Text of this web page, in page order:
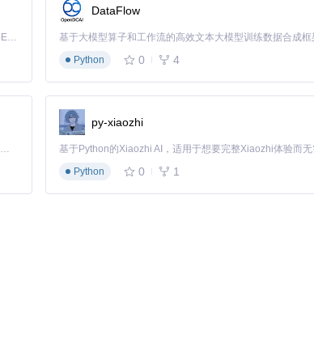
Kimi K3 是Kimi能力最强的模型：这是一个拥有 2.8 万亿参数的混合专家（MoE）模型，具备原生视觉理解能力，并支持 100 万 token 的上下文窗口。
DataFlow
基于大模型算子和工作流的高效文本大模型训练数据合成框
Python
0 4
「源启盛夏」暑期校园开发者成长计划旨在激活校园开源力量，通过积分激励、认证扶持、资源倾斜等形式，引导高校组织和开发者完成「入驻 — 建项目 — 做贡献 — 获认证 — 得资源」的完整闭环。无论你是想带领社团入驻平台的组织者，还是希望用代码贡献证明自己的开发者，都能在这里找到属于你的成长路径。
py-xiaozhi
Python
0 1